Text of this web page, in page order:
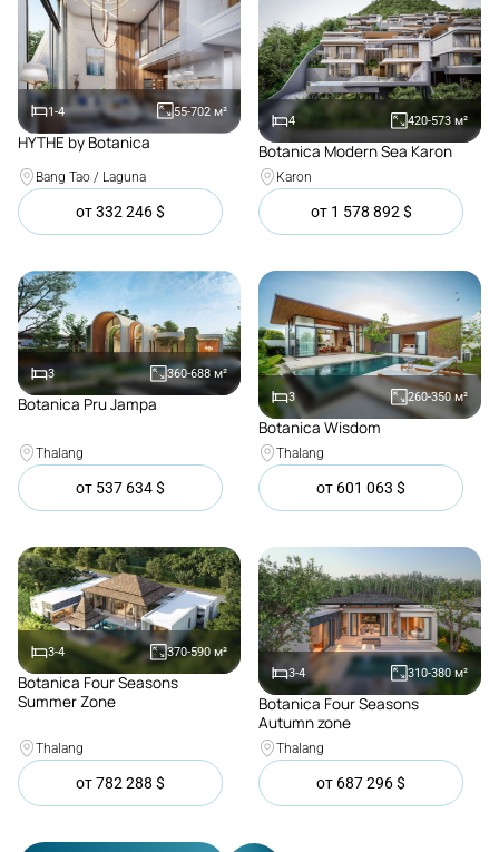
1-4 55-702 м²
Покупка
HYTHE by Botanica
Bang Tao / Laguna
от332 246$
4 420-573 м²
Botanica Modern Sea Karon
Karon
от 1 578 892 $
3 360-688 м²
Botanica Pru Jampa
Thalang
от 537 634$
3 260-350 м²
Botanica Wisdom
Thalang
от 601 063 $
3-4 370-590 м²
Покупка
Botanica Four Seasons
Summer Zone
Thalang
от782 288 $
3-4 310-380 м²
Покупка
Botanica Four Seasons
Autumn zone
Thalang
от 687 296$